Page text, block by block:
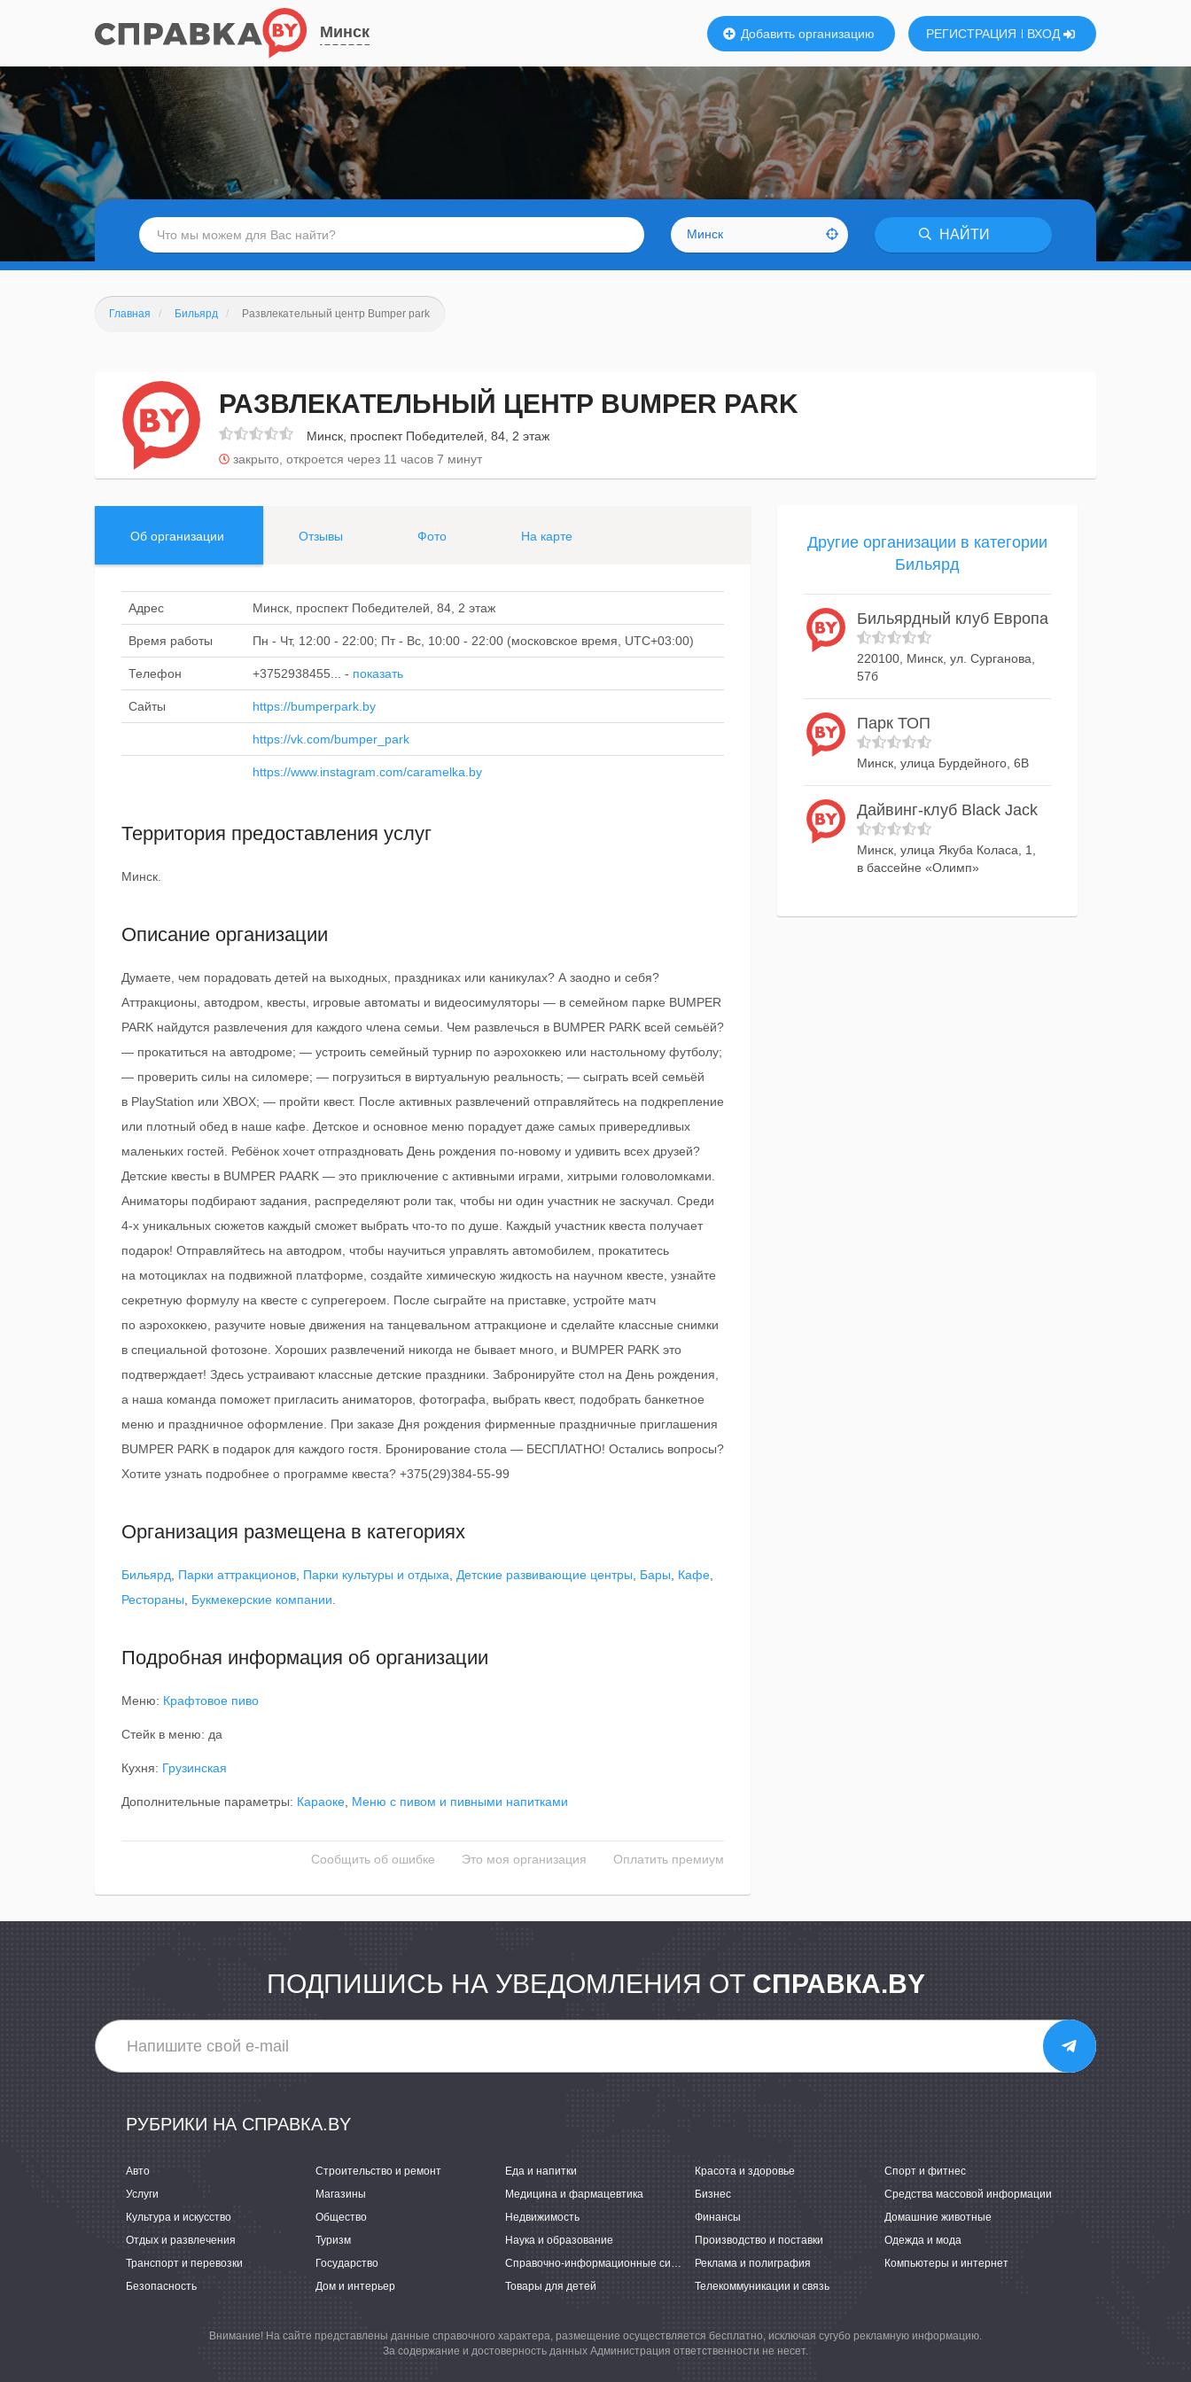
Минск Добавить организацию РЕГИСТРАЦИЯ ВХОД
Минск НАЙТИ
Главная Бильярд Развлекательный центр Bumper park
РАЗВЛЕКАТЕЛЬНЫЙ ЦЕНТР BUMPER PARK
Минск, проспект Победителей, 84, 2 этаж
закрыто, откроется через 11 часов 7 минут
Об организации Отзывы Фото На карте
Адрес Минск, проспект Победителей, 84, 2 этаж
Время работы Пн - Чт, 12:00 - 22:00; Пт - Вс, 10:00 - 22:00 (московское время, UTC+03:00)
Телефон +3752938455... - показать
Сайты https://bumperpark.by
https://vk.com/bumper_park
https://www.instagram.com/caramelka.by
Территория предоставления услуг
Минск.
Описание организации
Думаете, чем порадовать детей на выходных, праздниках или каникулах? А заодно и себя?
Аттракционы, автодром, квесты, игровые автоматы и видеосимуляторы — в семейном парке BUMPER
PARK найдутся развлечения для каждого члена семьи. Чем развлечься в BUMPER PARK всей семьёй?
— прокатиться на автодроме; — устроить семейный турнир по аэрохоккею или настольному футболу;
— проверить силы на силомере; — погрузиться в виртуальную реальность; — сыграть всей семьёй
в PlayStation или XBOX; — пройти квест. После активных развлечений отправляйтесь на подкрепление
или плотный обед в наше кафе. Детское и основное меню порадует даже самых привередливых
маленьких гостей. Ребёнок хочет отпраздновать День рождения по-новому и удивить всех друзей?
Детские квесты в BUMPER PAARK — это приключение с активными играми, хитрыми головоломками.
Аниматоры подбирают задания, распределяют роли так, чтобы ни один участник не заскучал. Среди
4-х уникальных сюжетов каждый сможет выбрать что-то по душе. Каждый участник квеста получает
подарок! Отправляйтесь на автодром, чтобы научиться управлять автомобилем, прокатитесь
на мотоциклах на подвижной платформе, создайте химическую жидкость на научном квесте, узнайте
секретную формулу на квесте с супрегероем. После сыграйте на приставке, устройте матч
по аэрохоккею, разучите новые движения на танцевальном аттракционе и сделайте классные снимки
в специальной фотозоне. Хороших развлечений никогда не бывает много, и BUMPER PARK это
подтверждает! Здесь устраивают классные детские праздники. Забронируйте стол на День рождения,
а наша команда поможет пригласить аниматоров, фотографа, выбрать квест, подобрать банкетное
меню и праздничное оформление. При заказе Дня рождения фирменные праздничные приглашения
BUMPER PARK в подарок для каждого гостя. Бронирование стола — БЕСПЛАТНО! Остались вопросы?
Хотите узнать подробнее о программе квеста? +375(29)384-55-99
Организация размещена в категориях
Бильярд Парки аттракционов Парки культуры и отдыха Детские развивающие центры Бары Кафе
Рестораны
Букмекерские компании
Подробная информация об организации
Меню: Крафтовое пиво
Стейк в меню: да
Кухня: Грузинская
Дополнительные параметры: Караоке Меню с пивом и пивными напитками
Сообщить об ошибке Это моя организация Оплатить премиум
Другие организации в категории
Бильярд
Бильярдный клуб Европа
220100, Минск, ул. Сурганова,
57б
Парк ТОП
Минск, улица Бурдейного, 6В
Дайвинг-клуб Black Jack
Минск, улица Якуба Коласа, 1,
в бассейне «Олимп»
ПОДПИШИСЬ НА УВЕДОМЛЕНИЯ ОТ СПРАВКА.BY
РУБРИКИ НА СПРАВКА.BY
Авто Строительство и ремонт Еда и напитки Красота и здоровье
Спорт и фитнес
Услуги
Магазины Медицина и фармацевтика Бизнес
Средства массовой информации
Культура и искусство
Общество Недвижимость Финансы
Домашние животные
Отдых и развлечения
Туризм Наука и образование Производство и поставки
Одежда и мода
Транспорт и перевозки
Государство Справочно-информационные системы Реклама и полиграфия
Компьютеры и интернет
Безопасность
Дом и интерьер Товары для детей Телекоммуникации и связь
Внимание! На сайте представлены данные справочного характера, размещение осуществляется бесплатно, исключая сугубо рекламную информацию.
За содержание и достоверность данных Администрация ответственности не несет.